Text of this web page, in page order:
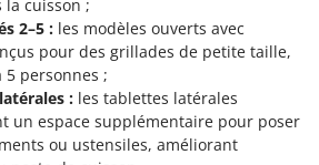
tracteur
la cuisson ;
2–5 : les modèles ouverts avec
pour des grillades de petite taille,
5 personnes ;
: les tablettes latérales
un espace supplémentaire pour poser
ou ustensiles, améliorant